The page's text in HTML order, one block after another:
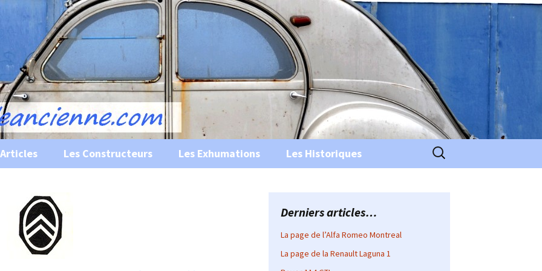
Ancienne
historiques …
évènements
musées
Les Constructeurs Les Exhumations Les Historiques Rechercher :
Derniers articles…
La page de l’Alfa Romeo Montreal
La page de la Renault Laguna 1